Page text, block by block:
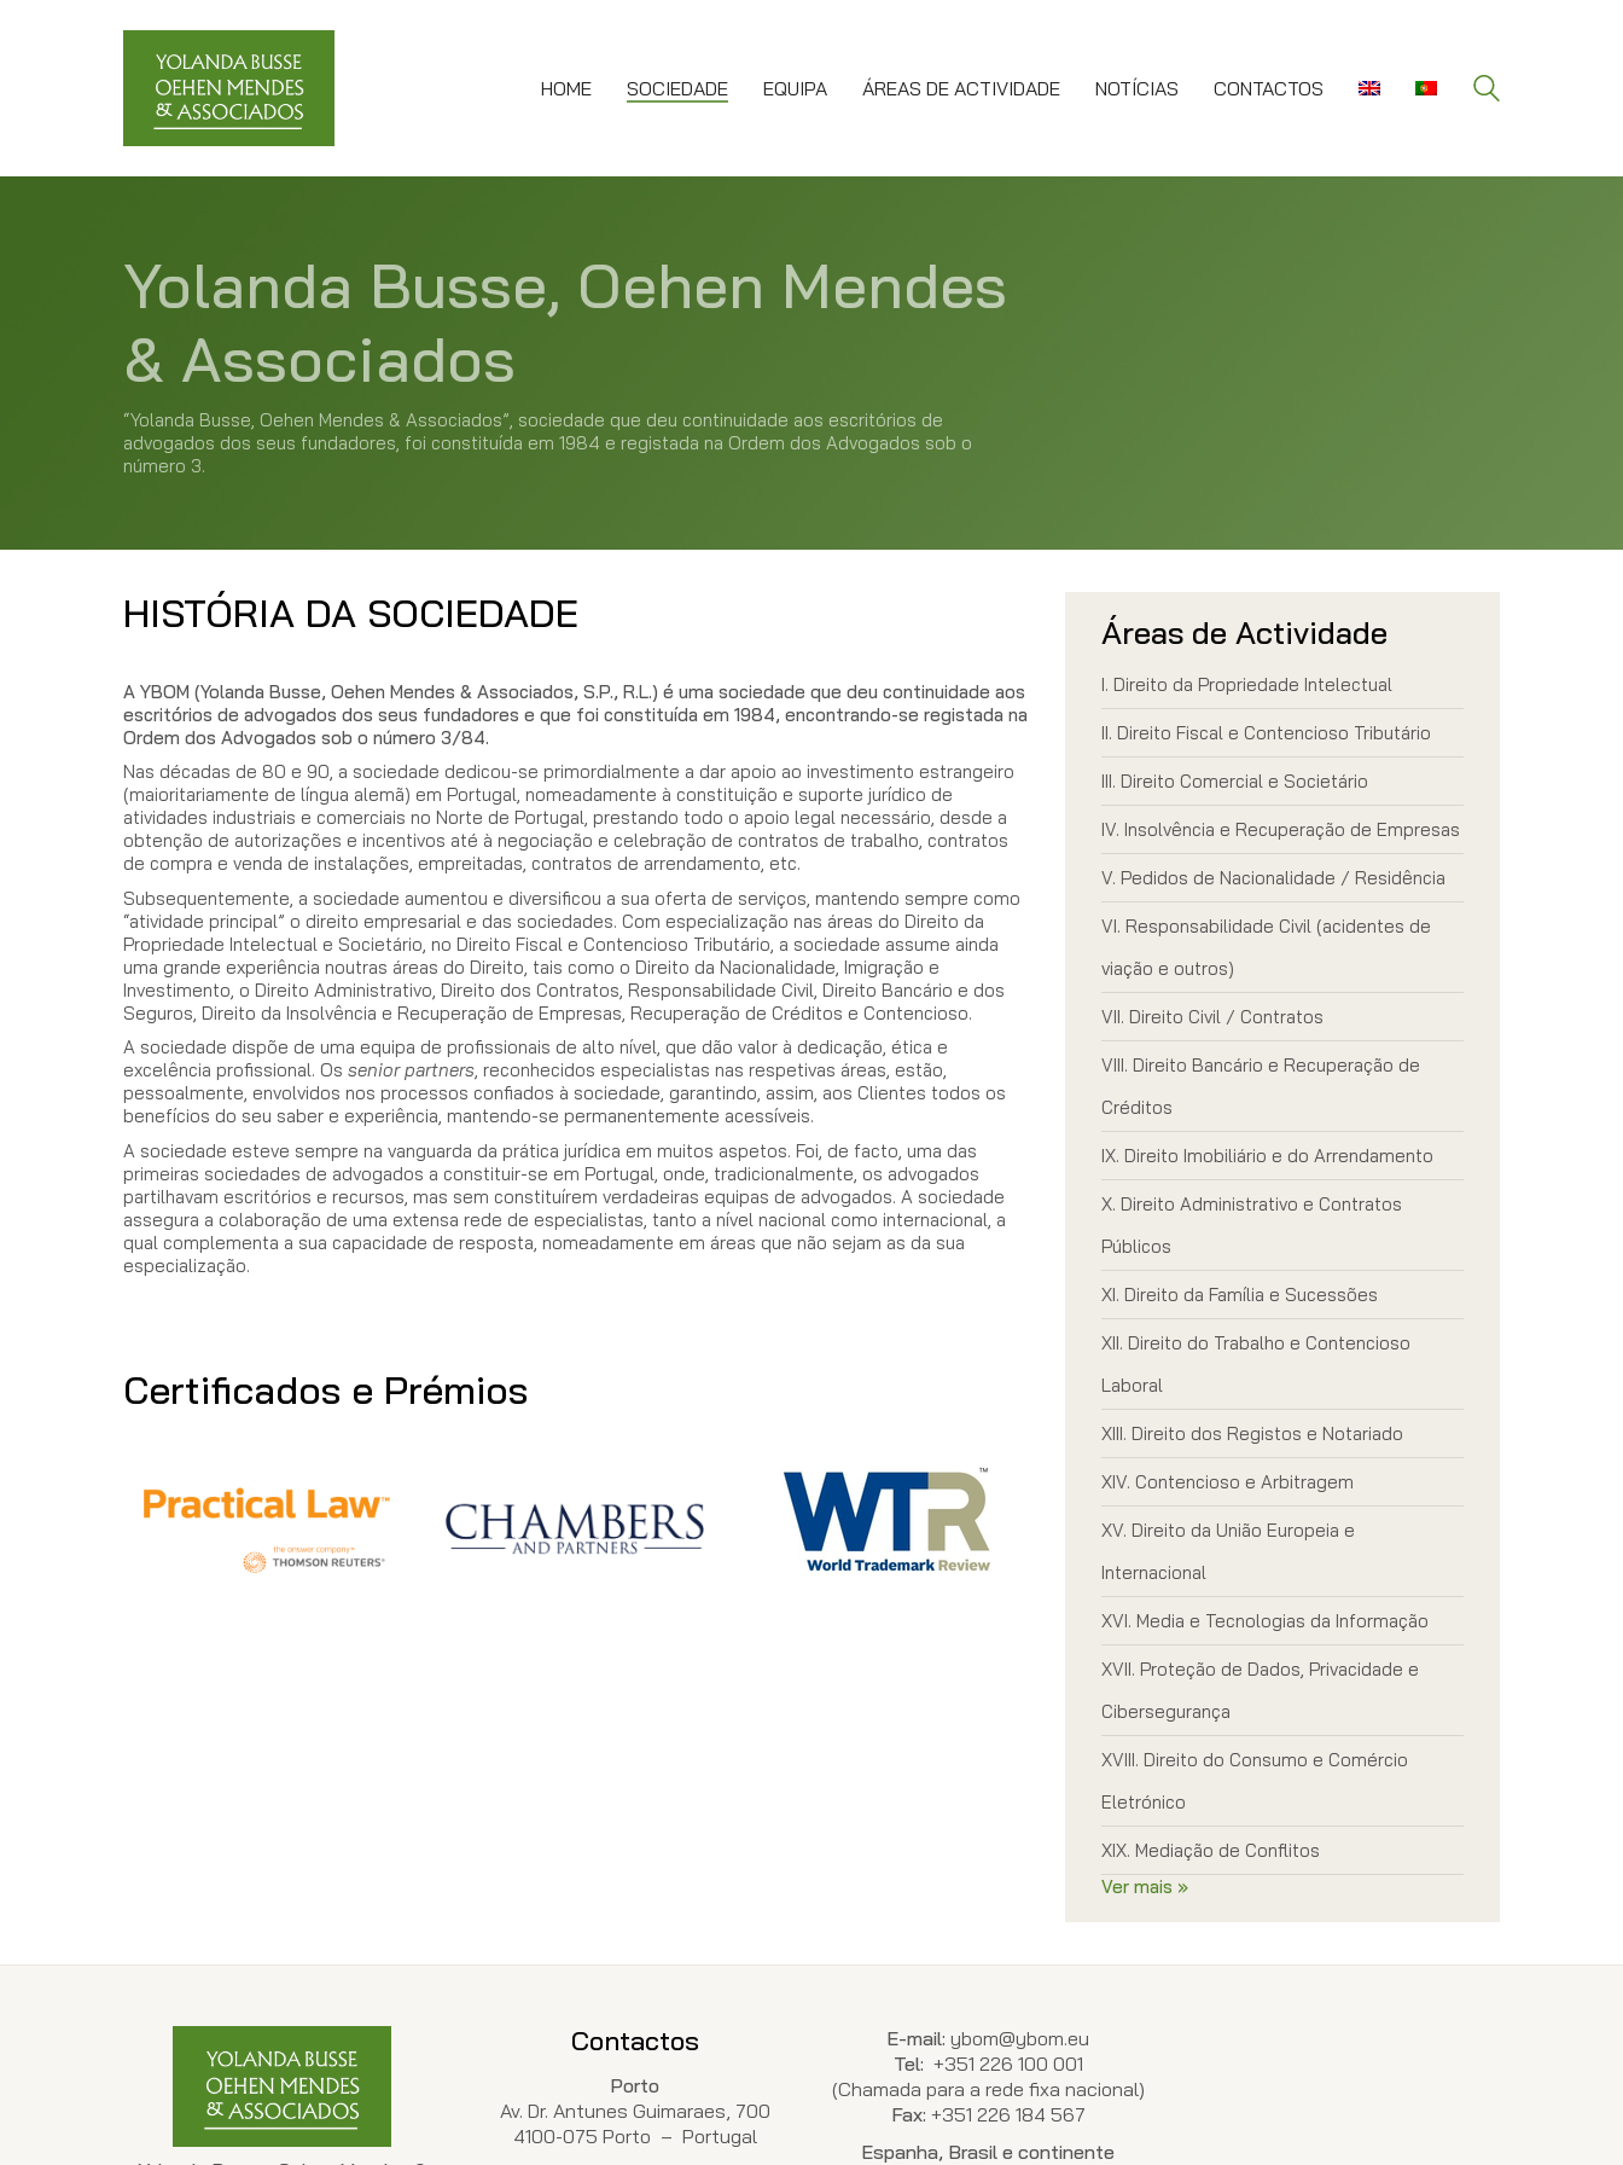
HOME SOCIEDADE EQUIPA ÁREAS DE ACTIVIDADE NOTÍCIAS CONTACTOS
Yolanda Busse, Oehen Mendes
& Associados
“Yolanda Busse, Oehen Mendes & Associados”, sociedade que deu continuidade aos escritórios de
advogados dos seus fundadores, foi constituída em 1984 e registada na Ordem dos Advogados sob o
número 3.
HISTÓRIA DA SOCIEDADE
A YBOM (Yolanda Busse, Oehen Mendes & Associados, S.P., R.L.) é uma sociedade que deu continuidade aos
escritórios de advogados dos seus fundadores e que foi constituída em 1984, encontrando-se registada na
Ordem dos Advogados sob o número 3/84.
Nas décadas de 80 e 90, a sociedade dedicou-se primordialmente a dar apoio ao investimento estrangeiro
(maioritariamente de língua alemã) em Portugal, nomeadamente à constituição e suporte jurídico de
atividades industriais e comerciais no Norte de Portugal, prestando todo o apoio legal necessário, desde a
obtenção de autorizações e incentivos até à negociação e celebração de contratos de trabalho, contratos
de compra e venda de instalações, empreitadas, contratos de arrendamento, etc.
Subsequentemente, a sociedade aumentou e diversificou a sua oferta de serviços, mantendo sempre como
“atividade principal” o direito empresarial e das sociedades. Com especialização nas áreas do Direito da
Propriedade Intelectual e Societário, no Direito Fiscal e Contencioso Tributário, a sociedade assume ainda
uma grande experiência noutras áreas do Direito, tais como o Direito da Nacionalidade, Imigração e
Investimento, o Direito Administrativo, Direito dos Contratos, Responsabilidade Civil, Direito Bancário e dos
Seguros, Direito da Insolvência e Recuperação de Empresas, Recuperação de Créditos e Contencioso.
A sociedade dispõe de uma equipa de profissionais de alto nível, que dão valor à dedicação, ética e
excelência profissional. Os senior partners, reconhecidos especialistas nas respetivas áreas, estão,
pessoalmente, envolvidos nos processos confiados à sociedade, garantindo, assim, aos Clientes todos os
benefícios do seu saber e experiência, mantendo-se permanentemente acessíveis.
A sociedade esteve sempre na vanguarda da prática jurídica em muitos aspetos. Foi, de facto, uma das
primeiras sociedades de advogados a constituir-se em Portugal, onde, tradicionalmente, os advogados
partilhavam escritórios e recursos, mas sem constituírem verdadeiras equipas de advogados. A sociedade
assegura a colaboração de uma extensa rede de especialistas, tanto a nível nacional como internacional, a
qual complementa a sua capacidade de resposta, nomeadamente em áreas que não sejam as da sua
especialização.
Certificados e Prémios
Áreas de Actividade
Direito da Propriedade Intelectual
Direito Fiscal e Contencioso Tributário
Direito Comercial e Societário
Insolvência e Recuperação de Empresas
Pedidos de Nacionalidade / Residência
Responsabilidade Civil (acidentes de
viação e outros)
Direito Civil / Contratos
Direito Bancário e Recuperação de
Créditos
Direito Imobiliário e do Arrendamento
Direito Administrativo e Contratos
Públicos
Direito da Família e Sucessões
Direito do Trabalho e Contencioso
Laboral
Direito dos Registos e Notariado
Contencioso e Arbitragem
Direito da União Europeia e
Internacional
Media e Tecnologias da Informação
Proteção de Dados, Privacidade e
Cibersegurança
Direito do Consumo e Comércio
Eletrónico
Mediação de Conflitos
Ver mais »
Contactos
Porto
Av. Dr. Antunes Guimaraes, 700
4100-075 Porto – Portugal
E-mail: ybom@ybom.eu
Tel: +351 226 100 001
(Chamada para a rede fixa nacional)
Fax: +351 226 184 567
Espanha, Brasil e continente